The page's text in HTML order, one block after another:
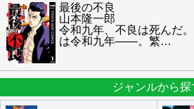
最後の不良
山本隆一郎
令和九年、不良は死ん
は令和九年――。繁…
ジャンルから探